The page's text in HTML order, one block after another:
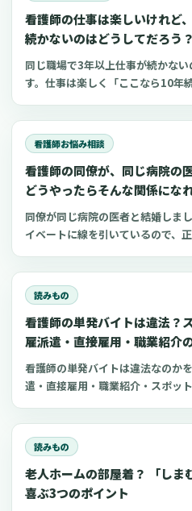
看護師の仕事は楽しいけれど
続かないのはどうしてだろう？
同じ職場で3年以上仕事が続かな
す。仕事は楽しく「ここなら10年
しまいます。今までも病院やクリ
などで働きましたが、どこも3年か
看護師お悩み相談
看護師の同僚が、同じ病院の
どうやったらそんな関係にな
同僚が同じ病院の医者と結婚しま
イベートに線を引いているので、
近にパートナーを見つけた同僚が
あります。純粋にどうやったらそう
読みもの
看護師の単発バイトは違法？
雇派遣・直接雇用・職業紹介
看護師の単発バイトは違法なのか
遣・直接雇用・職業紹介・スポッ
点も整理します。
読みもの
老人ホームの部屋着？ 「しま
喜ぶ3つのポイント